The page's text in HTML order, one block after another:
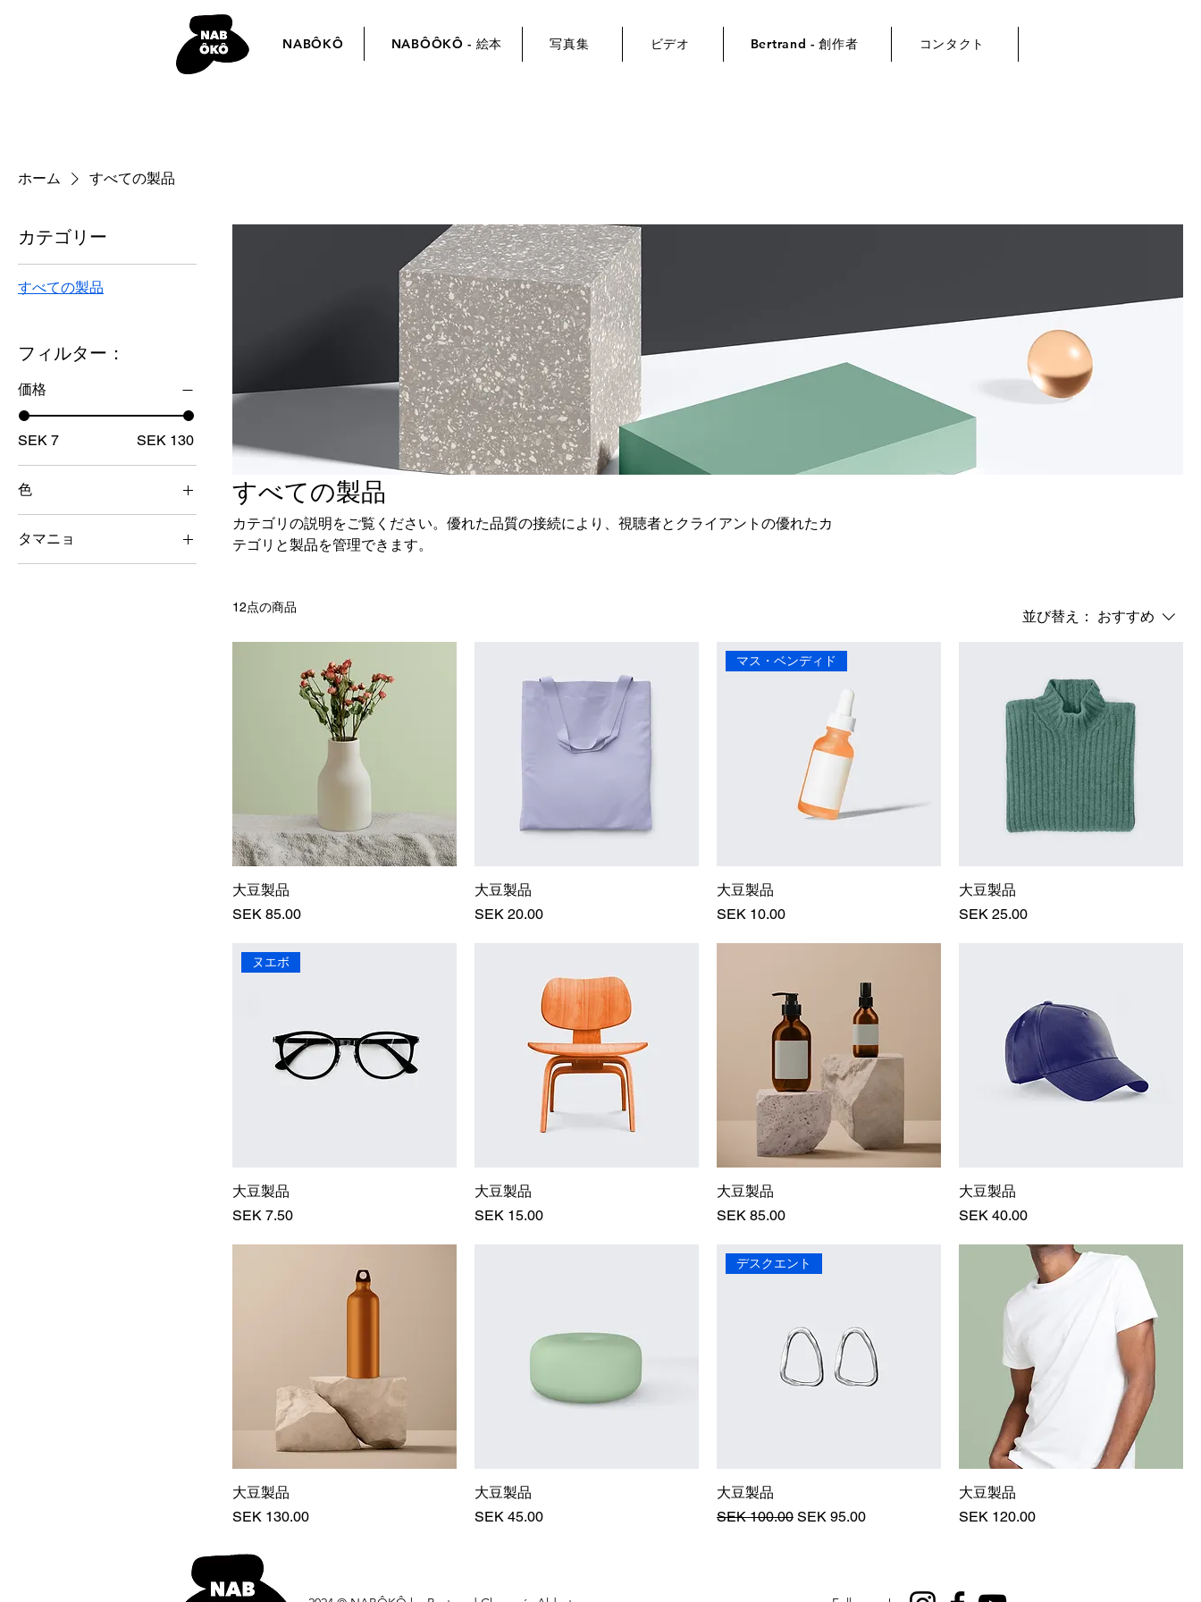
NABÔKÔ NABÔÔKÔ - 絵本 写真集 ビデオ Bertrand - 創作者 コンタクト
ホーム すべての製品
カテゴリー
すべての製品
フィルター：
価格
SEK 7 SEK 130
色
タマニョ
グランデ
すべての製品
カテゴリの説明をご覧ください。優れた品質の接続により、視聴者とクライアントの優れたカ
テゴリと製品を管理できます。
12点の商品
並び替え： おすすめ
大豆製品
価格
SEK 85.00
大豆製品
価格
SEK 20.00
マス・ベンディド
大豆製品
価格
SEK 10.00
大豆製品
価格
SEK 25.00
ヌエボ
大豆製品
価格
SEK 7.50
大豆製品
価格
SEK 15.00
大豆製品
価格
SEK 85.00
大豆製品
価格
SEK 40.00
大豆製品
価格
SEK 130.00
大豆製品
価格
SEK 45.00
デスクエント
大豆製品
通常価格
SEK 100.00 セール価格
SEK 95.00
大豆製品
価格
SEK 120.00